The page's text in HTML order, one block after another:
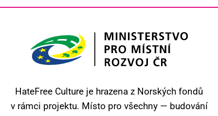
HateFree Culture je hrazena z Norských fondů
v rámci projektu. Místo pro všechny — budování